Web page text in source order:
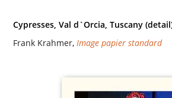
Cypresses, Val d`Orcia, Tuscany
Frank Krahmer, Image papier standard